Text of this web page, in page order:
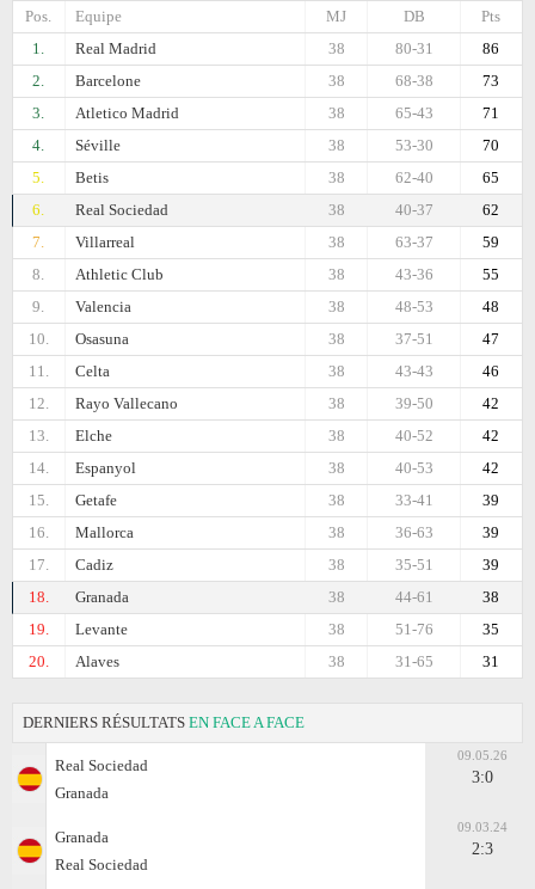
Pos. Equipe Pts
DB
MJ
1.
Real Madrid 86
80-31
38
2.
Barcelonе 73
68-38
38
3.
Atletico Madrid 71
65-43
38
4.
Séville 70
53-30
38
5.
Betis 65
62-40
38
6.
Real Sociedad 62
40-37
38
7.
Villarreal 59
63-37
38
8.
Athletic Club 55
43-36
38
9.
Valencia 48
48-53
38
10.
Osasuna 47
37-51
38
11.
Celta 46
43-43
38
12.
Rayo Vallecano 42
39-50
38
13.
Elche 42
40-52
38
14.
Espanyol 42
40-53
38
15.
Getafe 39
33-41
38
16.
Mallorca 39
36-63
38
17.
Cadiz 39
35-51
38
18.
Granada 38
44-61
38
19.
Levante 35
51-76
38
20.
Alaves 31
31-65
38
DERNIERS RÉSULTATS EN FACE A FACE
Real Sociedad
Granada
09.05.26
3:0
Granada
Real Sociedad
09.03.24
2:3